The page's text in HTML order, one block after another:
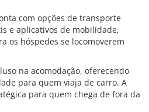
com opções de transporte
e aplicativos de mobilidade,
os hóspedes se locomoverem
na acomodação, oferecendo
para quem viaja de carro. A
para quem chega de fora da